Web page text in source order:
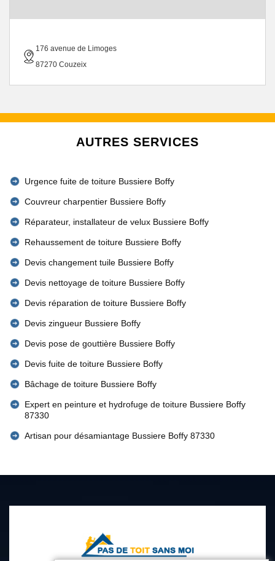
176 avenue de Limoges
87270 Couzeix
AUTRES SERVICES
Urgence fuite de toiture Bussiere Boffy
Couvreur charpentier Bussiere Boffy
Réparateur, installateur de velux Bussiere Boffy
Rehaussement de toiture Bussiere Boffy
Devis changement tuile Bussiere Boffy
Devis nettoyage de toiture Bussiere Boffy
Devis réparation de toiture Bussiere Boffy
Devis zingueur Bussiere Boffy
Devis pose de gouttière Bussiere Boffy
Devis fuite de toiture Bussiere Boffy
Bâchage de toiture Bussiere Boffy
Expert en peinture et hydrofuge de toiture Bussiere Boffy
87330
Artisan pour désamiantage Bussiere Boffy 87330